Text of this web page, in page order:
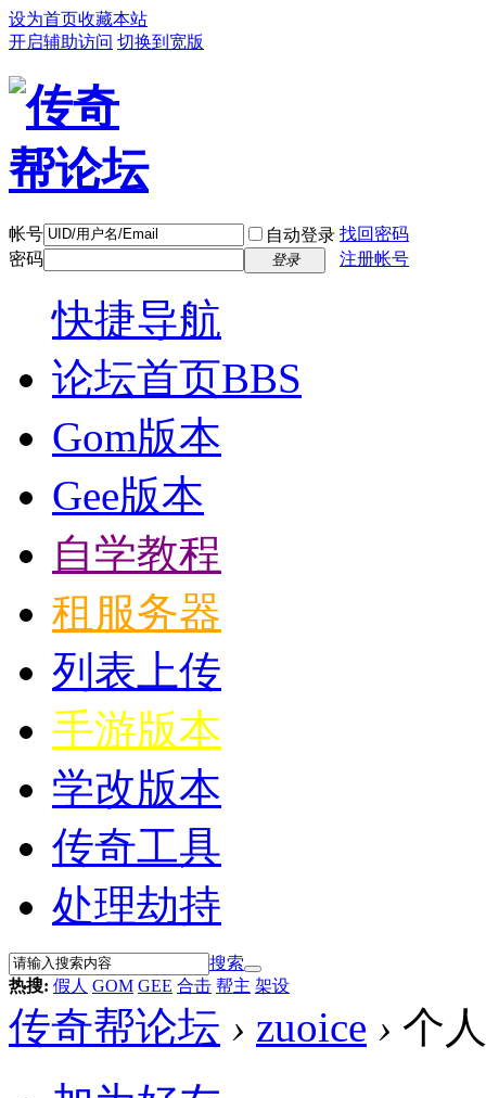
设为首页收藏本站
开启辅助访问 切换到宽版
帐号 自动登录 找回密码
密码
登录 注册帐号
快捷导航
论坛首页BBS
Gom版本
Gee版本
自学教程
租服务器
列表上传
手游版本
学改版本
传奇工具
处理劫持
搜索
热搜: 假人 GOM GEE 合击 帮主 架设
传奇帮论坛 › zuoice › 个